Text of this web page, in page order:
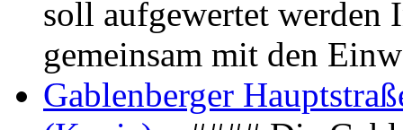
soll aufgewertet werden
gemeinsam mit den
Gablenberger